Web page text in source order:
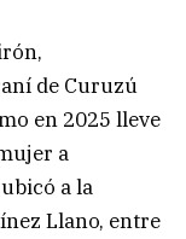
de Curuzú
en 2025 lleve
a
a la
Llano, entre